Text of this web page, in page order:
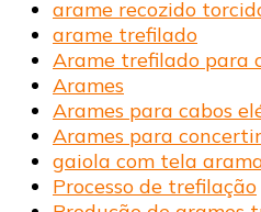
arame recozido
arame trefilado
Arame trefilado para
Arames
Arames para cabos
Arames para
gaiola com tela
Processo de trefilação